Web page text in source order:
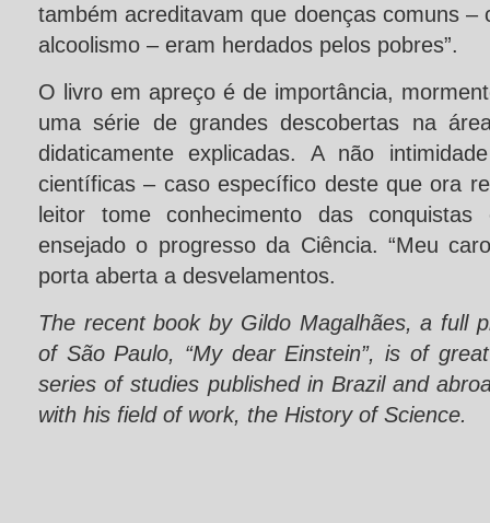
também acreditavam que doenças comuns –
alcoolismo – eram herdados pelos pobres”.
O livro em apreço é de importância,
uma série de grandes descobertas na
didaticamente explicadas. A não
científicas – caso específico deste que ora
leitor tome conhecimento das conquistas
ensejado o progresso da Ciência. “Meu
porta aberta a desvelamentos.
The recent book by Gildo Magalhães, a full
of São Paulo, “My dear Einstein”, is of
series of studies published in Brazil and
with his field of work, the History of Science.